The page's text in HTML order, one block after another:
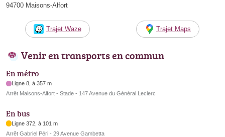
94700 Maisons-Alfort
Trajet Waze Trajet Maps
Venir en transports en commun
En métro
Ligne 8, à 357 m
Arrêt Maisons-Alfort - Stade - 147 Avenue du Général Leclerc
En bus
Ligne 372, à 101 m
Arrêt Gabriel Péri - 29 Avenue Gambetta